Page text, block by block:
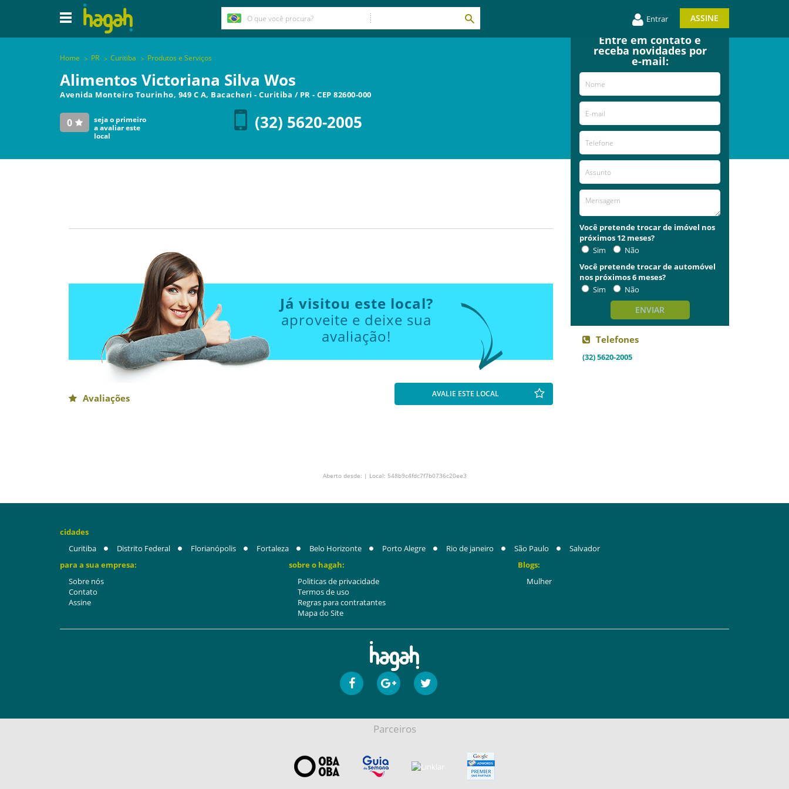
Entrar ASSINE
Home PR Curitiba Produtos e Serviços
Alimentos Victoriana Silva Wos
Avenida Monteiro Tourinho, 949 C A, Bacacheri - Curitiba / PR - CEP 82600-000
0
seja o primeiro
a avaliar este
local
(32) 5620-2005
Já visitou este local?
aproveite e deixe sua
avaliação!
Avaliações AVALIE ESTE LOCAL
Entre em contato e
receba novidades por
e-mail:
Você pretende trocar de imóvel nos
próximos 12 meses?
Sim
Não
Você pretende trocar de automóvel
nos próximos 6 meses?
Sim
Não
ENVIAR
Telefones
(32) 5620-2005
Aberto desde: | Local: 548b9c4fdc7f7b0736c20ee3
cidades
Curitiba
Distrito Federal Florianópolis Fortaleza Belo Horizonte Porto Alegre Rio de janeiro São Paulo
Salvador
para a sua empresa:
Sobre nós
Contato
Assine
sobre o hagah:
Politicas de privacidade
Termos de uso
Regras para contratantes
Mapa do Site
Blogs:
Mulher
Parceiros